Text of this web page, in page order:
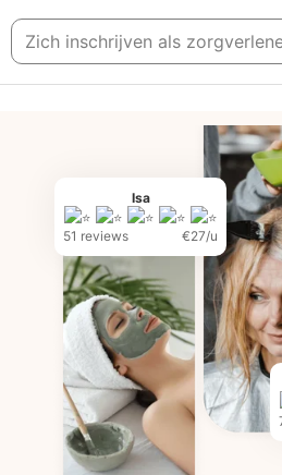
Zich inschrijven als
Isa
51 reviews €27/u